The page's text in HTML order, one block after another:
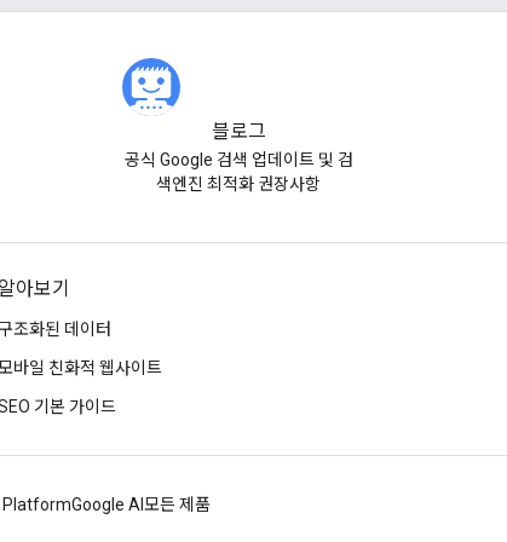
블로그
공식 Google 검색 업데이트 및 검
색엔진 최적화 권장사항
알아보기
조화된 데이터
바일 친화적 웹사이트
기본 가이드
PlatformGoogle AI 모든 제품